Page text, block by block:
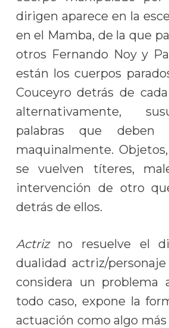
dirigen aparece en la
en el Mamba, de la que
otros Fernando Noy y
están los cuerpos
Couceyro detrás de
alternativamente,
palabras que deben
maquinalmente.
se vuelven títeres,
intervención de otro
detrás de ellos.
Actrizno resuelve el
dualidad actriz/
considera un problema
todo caso, expone la
actuación como algo